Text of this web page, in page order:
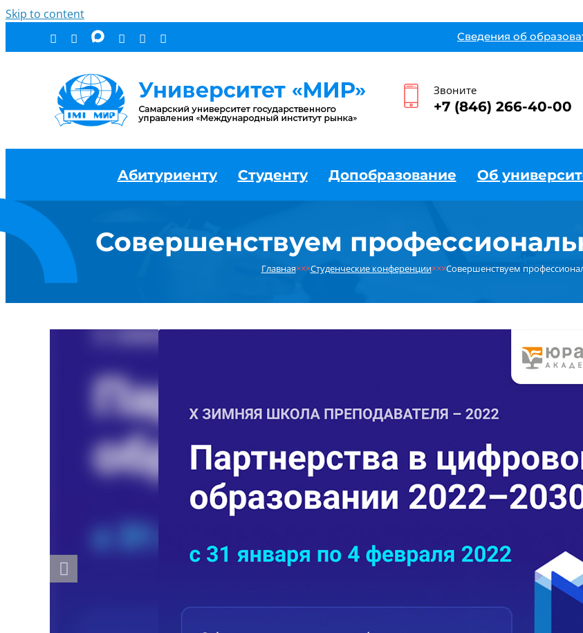
Skip to content
Сведения об
Звоните
+7 (846) 266-40-00
Абитуриенту Студенту Допобразование Об
Совершенствуем
Главная×××Студенческие конференции×××Совершенствуем